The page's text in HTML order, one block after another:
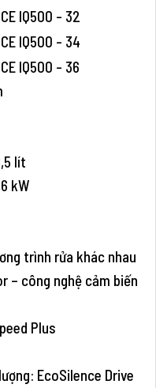
lít
kW
trình rửa khác nhau
– công nghệ cảm biến
Plus
EcoSilence Drive